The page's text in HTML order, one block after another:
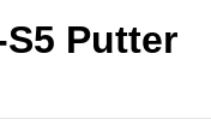
Putter